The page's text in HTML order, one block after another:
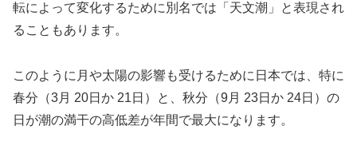
転によって変化するために別名では「天文潮」と表現され
ることもあります。
このように月や太陽の影響も受けるために日本では、特に
春分（3月 20日か 21日）と、秋分（9月 23日か 24日）の
日が潮の満干の高低差が年間で最大になります。